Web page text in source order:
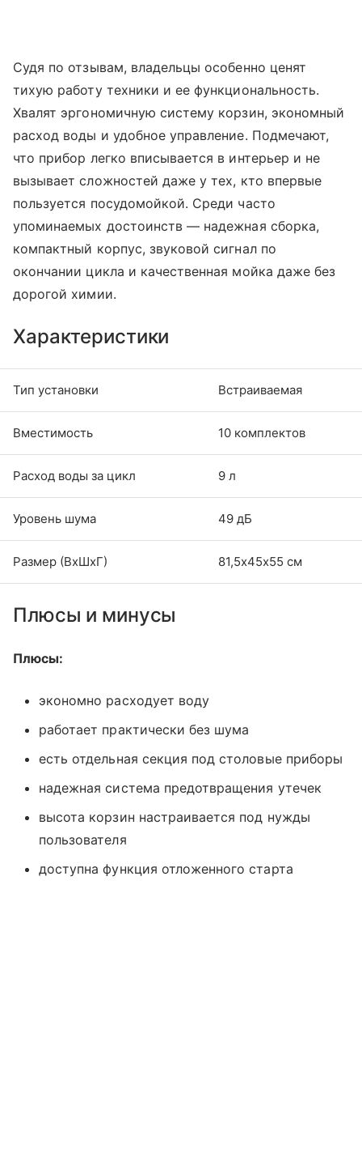
Судя по отзывам, владельцы особенно ценят
тихую работу техники и ее функциональность.
Хвалят эргономичную систему корзин, экономный
расход воды и удобное управление. Подмечают,
что прибор легко вписывается в интерьер и не
вызывает сложностей даже у тех, кто впервые
пользуется посудомойкой. Среди часто
упоминаемых достоинств — надежная сборка,
компактный корпус, звуковой сигнал по
окончании цикла и качественная мойка даже без
дорогой химии.
Характеристики
Тип установки Встраиваемая
Вместимость 10 комплектов
Расход воды за цикл 9 л
Уровень шума 49 дБ
Размер (ВхШхГ) 81,5х45х55 см
Плюсы и минусы
Плюсы:
экономно расходует воду
работает практически без шума
есть отдельная секция под столовые приборы
надежная система предотвращения утечек
высота корзин настраивается под нужды
пользователя
доступна функция отложенного старта